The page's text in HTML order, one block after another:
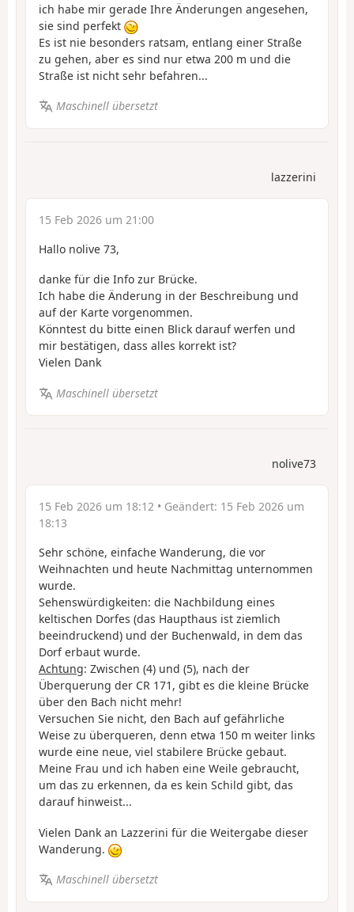
ich habe mir gerade Ihre Änderungen angesehen,
sie sind perfekt
Es ist nie besonders ratsam, entlang einer Straße
zu gehen, aber es sind nur etwa 200 m und die
Straße ist nicht sehr befahren...
Maschinell übersetzt
lazzerini
15 Feb 2026 um 21:00
Hallo nolive 73,
danke für die Info zur Brücke.
Ich habe die Änderung in der Beschreibung und
auf der Karte vorgenommen.
Könntest du bitte einen Blick darauf werfen und
mir bestätigen, dass alles korrekt ist?
Vielen Dank
Maschinell übersetzt
nolive73
15 Feb 2026 um 18:12 • Geändert: 15 Feb 2026 um
18:13
Sehr schöne, einfache Wanderung, die vor
Weihnachten und heute Nachmittag unternommen
wurde.
Sehenswürdigkeiten: die Nachbildung eines
keltischen Dorfes (das Haupthaus ist ziemlich
beeindruckend) und der Buchenwald, in dem das
Dorf erbaut wurde.
Achtung: Zwischen (4) und (5), nach der
Überquerung der CR 171, gibt es die kleine Brücke
über den Bach nicht mehr!
Versuchen Sie nicht, den Bach auf gefährliche
Weise zu überqueren, denn etwa 150 m weiter links
wurde eine neue, viel stabilere Brücke gebaut.
Meine Frau und ich haben eine Weile gebraucht,
um das zu erkennen, da es kein Schild gibt, das
darauf hinweist...
Vielen Dank an Lazzerini für die Weitergabe dieser
Wanderung.
Maschinell übersetzt